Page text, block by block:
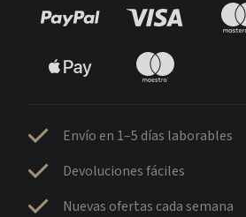
Envío en 1–5 días laborables
Devoluciones fáciles
Nuevas ofertas cada semana